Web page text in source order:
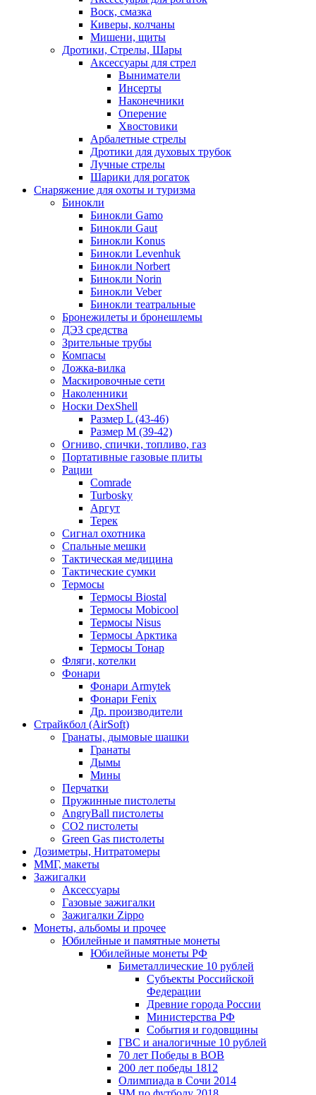
Воск, смазка
Киверы, колчаны
Мишени, щиты
Дротики, Стрелы, Шары
Аксессуары для стрел
Выниматели
Инсерты
Наконечники
Оперение
Хвостовики
Арбалетные стрелы
Дротики для духовых трубок
Лучные стрелы
Шарики для рогаток
Снаряжение для охоты и туризма
Бинокли
Бинокли Gamo
Бинокли Gaut
Бинокли Konus
Бинокли Levenhuk
Бинокли Norbert
Бинокли Norin
Бинокли Veber
Бинокли театральные
Бронежилеты и бронешлемы
ДЭЗ средства
Зрительные трубы
Компасы
Ложка-вилка
Маскировочные сети
Наколенники
Носки DexShell
Размер L (43-46)
Размер M (39-42)
Огниво, спички, топливо, газ
Портативные газовые плиты
Рации
Comrade
Turbosky
Аргут
Терек
Сигнал охотника
Спальные мешки
Тактическая медицина
Тактические сумки
Термосы
Термосы Biostal
Термосы Mobicool
Термосы Nisus
Термосы Арктика
Термосы Тонар
Фляги, котелки
Фонари
Фонари Armytek
Фонари Fenix
Др. производители
Страйкбол (AirSoft)
Гранаты, дымовые шашки
Гранаты
Дымы
Мины
Перчатки
Пружинные пистолеты
AngryBall пистолеты
CO2 пистолеты
Green Gas пистолеты
Дозиметры, Нитратомеры
ММГ, макеты
Зажигалки
Аксессуары
Газовые зажигалки
Зажигалки Zippo
Монеты, альбомы и прочее
Юбилейные и памятные монеты
Юбилейные монеты РФ
Биметаллические 10 рублей
Субъекты Российской
Федерации
Древние города России
Министерства РФ
События и годовщины
ГВС и аналогичные 10 рублей
70 лет Победы в ВОВ
200 лет победы 1812
Олимпиада в Сочи 2014